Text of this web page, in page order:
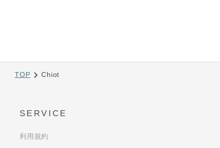
TOP Chiot
SERVICE
利用規約